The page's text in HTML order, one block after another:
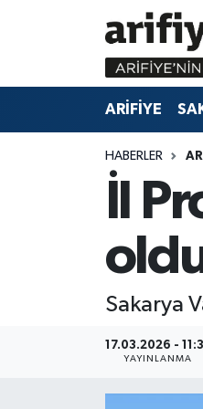
ARİFİYE
HABERLER
İl
Sakarya
17.03.2026 -
YAYINLANMA
SAKARYA
GÜNDEM
EKONOMİ
GÜNDEM
EĞİTİM
Sakarya Hava
Sakarya Namaz
Sakarya Trafik
Süper Lig Puan
Tüm Manşetler
Son Dakika Haberleri
Haber Arşivi